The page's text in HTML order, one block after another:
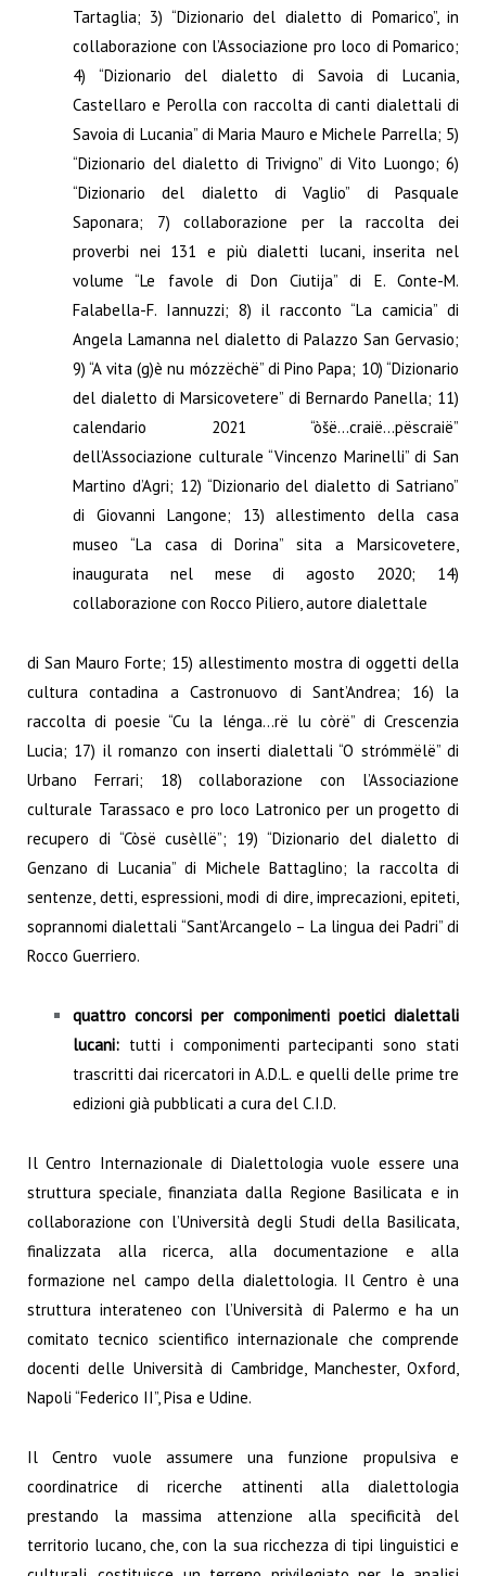
Tartaglia; 3) “Dizionario del dialetto di Pomarico”, in
collaborazione con l’Associazione pro loco di Pomarico;
4) “Dizionario del dialetto di Savoia di Lucania,
Castellaro e Perolla con raccolta di canti dialettali di
Savoia di Lucania” di Maria Mauro e Michele Parrella; 5)
“Dizionario del dialetto di Trivigno” di Vito Luongo; 6)
“Dizionario del dialetto di Vaglio” di Pasquale
Saponara; 7) collaborazione per la raccolta dei
proverbi nei 131 e più dialetti lucani, inserita nel
volume “Le favole di Don Ciutija” di E. Conte-M.
Falabella-F. Iannuzzi; 8) il racconto “La camicia” di
Angela Lamanna nel dialetto di Palazzo San Gervasio;
9) “A vita (g)è nu mózzëchë” di Pino Papa; 10) “Dizionario
del dialetto di Marsicovetere” di Bernardo Panella; 11)
calendario 2021 “òšë…craië…pëscraië”
dell’Associazione culturale “Vincenzo Marinelli” di San
Martino d’Agri; 12) “Dizionario del dialetto di Satriano”
di Giovanni Langone; 13) allestimento della casa
museo “La casa di Dorina” sita a Marsicovetere,
inaugurata nel mese di agosto 2020; 14)
collaborazione con Rocco Piliero, autore dialettale
di San Mauro Forte; 15) allestimento mostra di oggetti della
cultura contadina a Castronuovo di Sant’Andrea; 16) la
raccolta di poesie “Cu la lénga…rë lu còrë” di Crescenzia
Lucia; 17) il romanzo con inserti dialettali “O strómmëlë” di
Urbano Ferrari; 18) collaborazione con l’Associazione
culturale Tarassaco e pro loco Latronico per un progetto di
recupero di “Còsë cusèllë”; 19) “Dizionario del dialetto di
Genzano di Lucania” di Michele Battaglino; la raccolta di
sentenze, detti, espressioni, modi di dire, imprecazioni, epiteti,
soprannomi dialettali “Sant’Arcangelo – La lingua dei Padri” di
Rocco Guerriero.
quattro concorsi per componimenti poetici dialettali
lucani: tutti i componimenti partecipanti sono stati
trascritti dai ricercatori in A.D.L. e quelli delle prime tre
edizioni già pubblicati a cura del C.I.D.
Il Centro Internazionale di Dialettologia vuole essere una
struttura speciale, finanziata dalla Regione Basilicata e in
collaborazione con l’Università degli Studi della Basilicata,
finalizzata alla ricerca, alla documentazione e alla
formazione nel campo della dialettologia. Il Centro è una
struttura interateneo con l’Università di Palermo e ha un
comitato tecnico scientifico internazionale che comprende
docenti delle Università di Cambridge, Manchester, Oxford,
Napoli “Federico II”, Pisa e Udine.
Il Centro vuole assumere una funzione propulsiva e
coordinatrice di ricerche attinenti alla dialettologia
prestando la massima attenzione alla specificità del
territorio lucano, che, con la sua ricchezza di tipi linguistici e